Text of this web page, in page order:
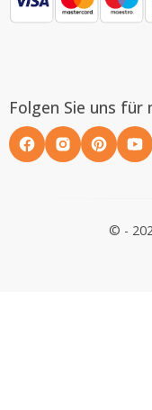
Folgen Sie uns für
© -